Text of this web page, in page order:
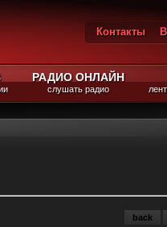
Контакты
РАДИО ОНЛАЙН
слушать радио
back